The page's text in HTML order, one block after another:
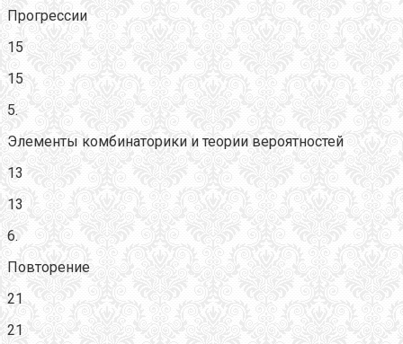
Прогрессии
15
15
5.
Элементы комбинаторики и теории вероятностей
13
13
6.
Повторение
21
21